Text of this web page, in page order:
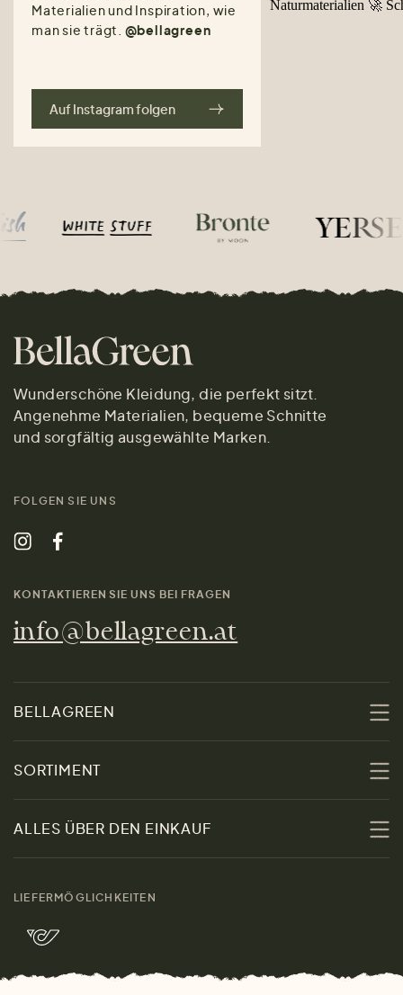
Materialien und Inspiration, wie
man sie trägt. @bellagreen
Auf Instagram folgen
Wunderschöne Kleidung, die perfekt sitzt.
Angenehme Materialien, bequeme Schnitte
und sorgfältig ausgewählte Marken.
FOLGEN SIE UNS
KONTAKTIEREN SIE UNS BEI FRAGEN
info@bellagreen.at
BELLAGREEN
Nachhaltigkeit
Kontakt
Marken
Bella Green Magazin
SORTIMENT
Damen
Herren
Wohnen
ALLES ÜBER DEN EINKAUF
LIEFERMÖGLICHKEITEN